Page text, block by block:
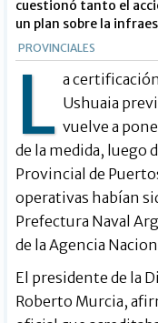
cuestionó tanto el
un plan sobre la
PROVINCIALES
L a
Ushuaia
vuelve a
de la medida, luego
Provincial de
operativas habían
Prefectura Naval
de la Agencia
El presidente de la
Roberto Murcia,